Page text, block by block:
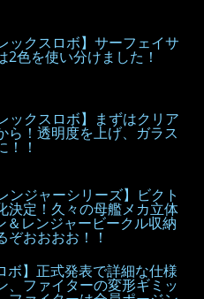
ックスロボ】サーフェイサ
2色を使い分けました！
ックスロボ】まずはクリア
ら！透明度を上げ、ガラス
！！
ンジャーシリーズ】ビクト
決定！久々の母艦メカ立体
＆レンジャービークル収納
ぞおおおお！！
ボ】正式発表で詳細な仕様
、ファイターの変形ギミッ